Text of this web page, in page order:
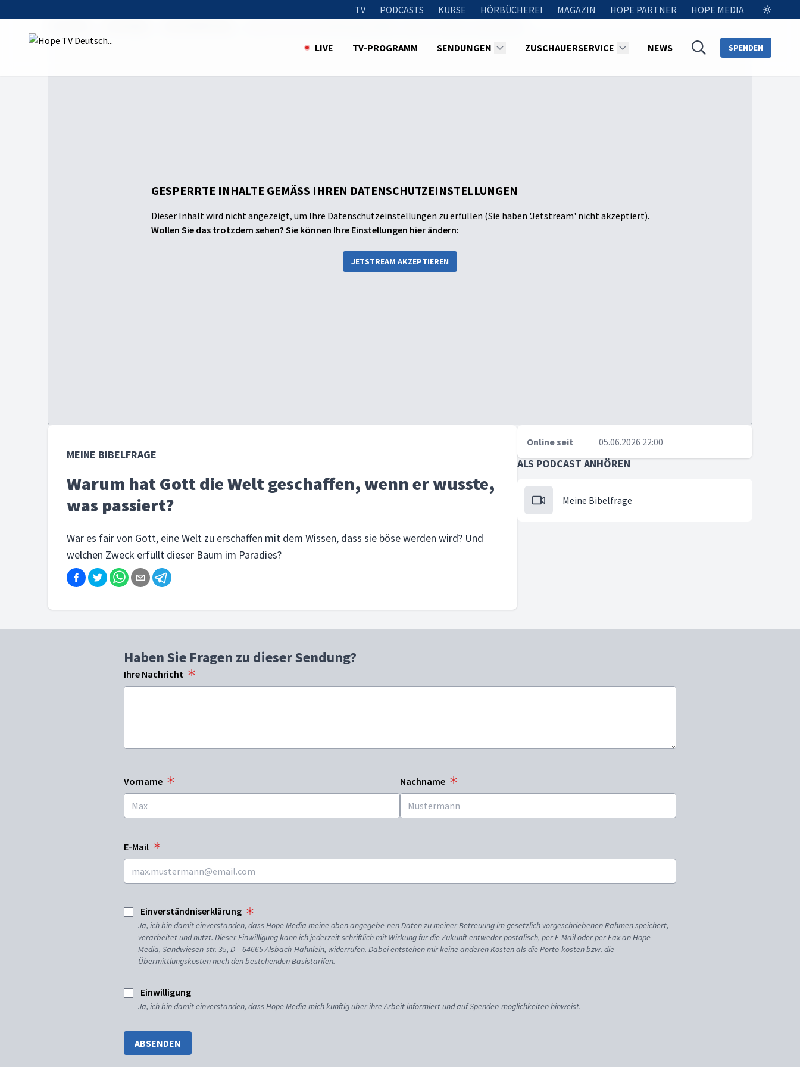
TV PODCASTS KURSE HÖRBÜCHEREI MAGAZIN HOPE PARTNER HOPE MEDIA
LIVE TV-PROGRAMM SENDUNGEN ZUSCHAUERSERVICE NEWS SPENDEN
GESPERRTE INHALTE GEMÄSS IHREN DATENSCHUTZEINSTELLUNGEN
Dieser Inhalt wird nicht angezeigt, um Ihre Datenschutzeinstellungen zu erfüllen (Sie haben 'Jetstream' nicht akzeptiert).
Wollen Sie das trotzdem sehen? Sie können Ihre Einstellungen hier ändern:
JETSTREAM AKZEPTIEREN
MEINE BIBELFRAGE
Warum hat Gott die Welt geschaffen, wenn er wusste,
was passiert?
War es fair von Gott, eine Welt zu erschaffen mit dem Wissen, dass sie böse werden wird? Und
welchen Zweck erfüllt dieser Baum im Paradies?
Online seit 05.06.2026 22:00
ALS PODCAST ANHÖREN
Meine Bibelfrage
Haben Sie Fragen zu dieser Sendung?
Ihre Nachricht
Vorname Nachname
E-Mail
Einverständniserklärung
Ja, ich bin damit einverstanden, dass Hope Media meine oben angegebe-nen Daten zu meiner Betreuung im gesetzlich vorgeschriebenen Rahmen speichert,
verarbeitet und nutzt. Dieser Einwilligung kann ich jederzeit schriftlich mit Wirkung für die Zukunft entweder postalisch, per E-Mail oder per Fax an Hope
Media, Sandwiesen-str. 35, D – 64665 Alsbach-Hähnlein, widerrufen. Dabei entstehen mir keine anderen Kosten als die Porto-kosten bzw. die
Übermittlungskosten nach den bestehenden Basistarifen.
Einwilligung
Ja, ich bin damit einverstanden, dass Hope Media mich künftig über ihre Arbeit informiert und auf Spenden-möglichkeiten hinweist.
ABSENDEN